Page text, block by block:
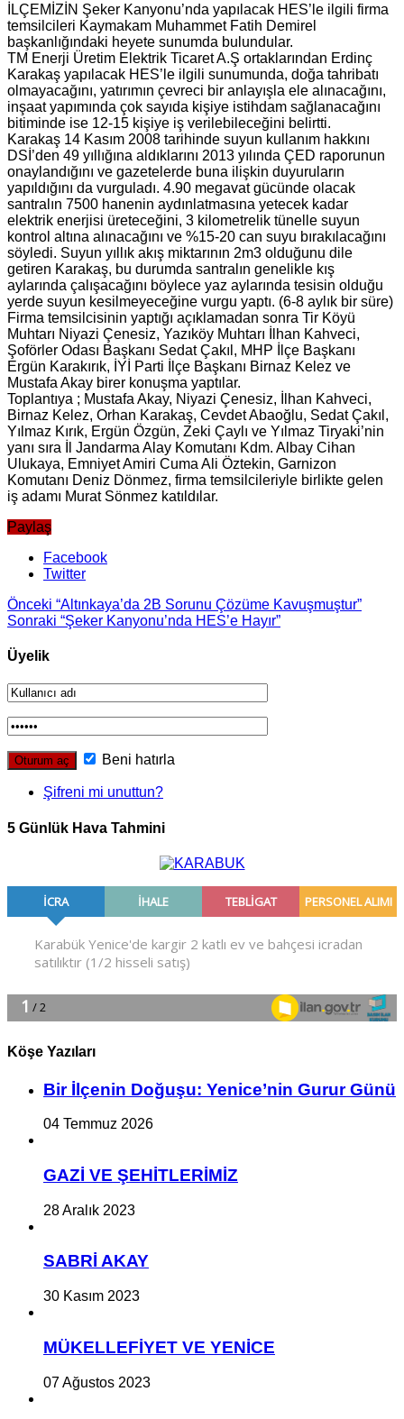
İLÇEMİZİN Şeker Kanyonu’nda yapılacak HES’le ilgili firma
temsilcileri Kaymakam Muhammet Fatih Demirel
başkanlığındaki heyete sunumda bulundular.
TM Enerji Üretim Elektrik Ticaret A.Ş ortaklarından Erdinç
Karakaş yapılacak HES’le ilgili sunumunda, doğa tahribatı
olmayacağını, yatırımın çevreci bir anlayışla ele alınacağını,
inşaat yapımında çok sayıda kişiye istihdam sağlanacağını
bitiminde ise 12-15 kişiye iş verilebileceğini belirtti.
Karakaş 14 Kasım 2008 tarihinde suyun kullanım hakkını
DSİ’den 49 yıllığına aldıklarını 2013 yılında ÇED raporunun
onaylandığını ve gazetelerde buna ilişkin duyuruların
yapıldığını da vurguladı. 4.90 megavat gücünde olacak
santralın 7500 hanenin aydınlatmasına yetecek kadar
elektrik enerjisi üreteceğini, 3 kilometrelik tünelle suyun
kontrol altına alınacağını ve %15-20 can suyu bırakılacağını
söyledi. Suyun yıllık akış miktarının 2m3 olduğunu dile
getiren Karakaş, bu durumda santralın genelikle kış
aylarında çalışacağını böylece yaz aylarında tesisin olduğu
yerde suyun kesilmeyeceğine vurgu yaptı. (6-8 aylık bir süre)
Firma temsilcisinin yaptığı açıklamadan sonra Tir Köyü
Muhtarı Niyazi Çenesiz, Yazıköy Muhtarı İlhan Kahveci,
Şoförler Odası Başkanı Sedat Çakıl, MHP İlçe Başkanı
Ergün Karakırık, İYİ Parti İlçe Başkanı Birnaz Kelez ve
Mustafa Akay birer konuşma yaptılar.
Toplantıya ; Mustafa Akay, Niyazi Çenesiz, İlhan Kahveci,
Birnaz Kelez, Orhan Karakaş, Cevdet Abaoğlu, Sedat Çakıl,
Yılmaz Kırık, Ergün Özgün, Zeki Çaylı ve Yılmaz Tiryaki’nin
yanı sıra İl Jandarma Alay Komutanı Kdm. Albay Cihan
Ulukaya, Emniyet Amiri Cuma Ali Öztekin, Garnizon
Komutanı Deniz Dönmez, firma temsilcileriyle birlikte gelen
iş adamı Murat Sönmez katıldılar.
Paylaş
Facebook
Twitter
Önceki “Altınkaya’da 2B Sorunu Çözüme Kavuşmuştur”
Sonraki “Şeker Kanyonu’nda HES’e Hayır”
Üyelik
Beni hatırla
Şifreni mi unuttun?
5 Günlük Hava Tahmini
Köşe Yazıları
Bir İlçe­nin Do­ğu­şu: Ye­ni­ce’nin Gurur Günü
04 Temmuz 2026
GAZİ VE ŞEHİTLERİMİZ
28 Aralık 2023
SABRİ AKAY
30 Kasım 2023
MÜKELLEFİYET VE YENİCE
07 Ağustos 2023